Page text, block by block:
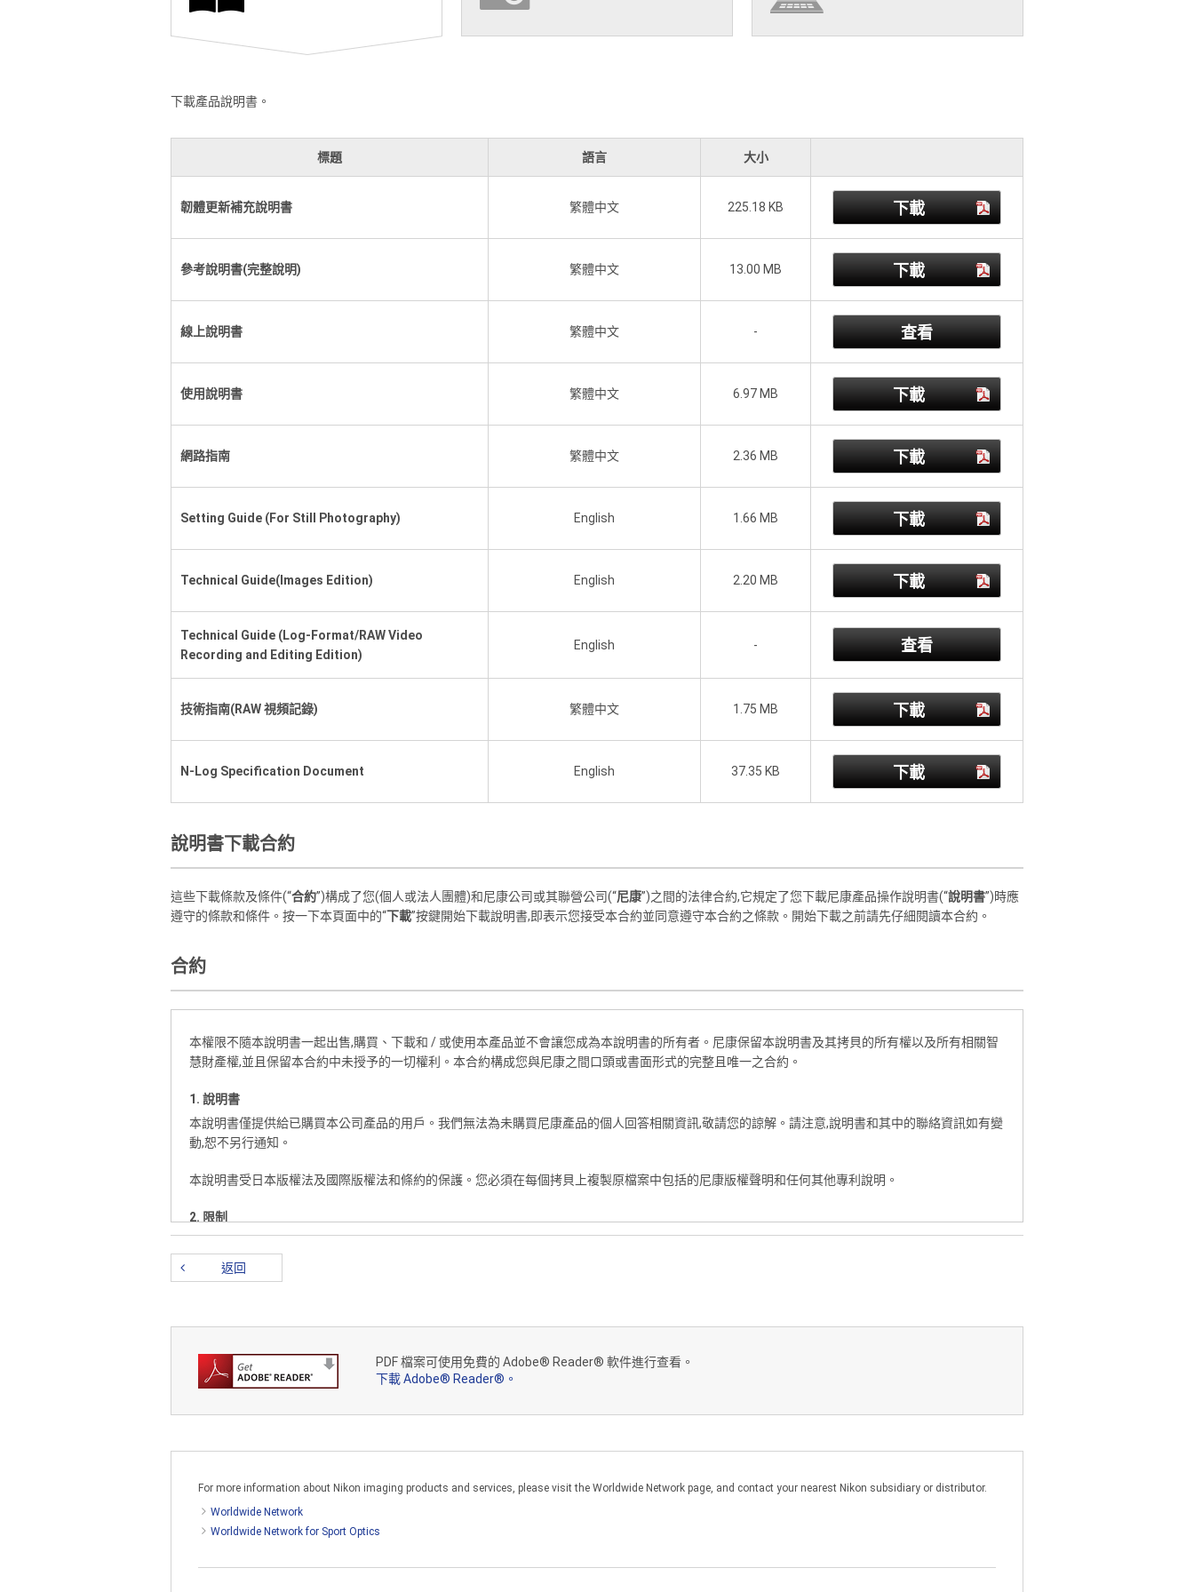
下載產品說明書。
標題 語言 大小
韌體更新補充說明書 繁體中文 225.18 KB 下載
參考說明書(完整說明) 繁體中文 13.00 MB 下載
線上說明書 繁體中文 - 查看
使用說明書 繁體中文 6.97 MB 下載
網路指南 繁體中文 2.36 MB 下載
Setting Guide (For Still Photography) English 1.66 MB 下載
Technical Guide(Images Edition) English 2.20 MB 下載
Technical Guide (Log-Format/RAW Video
Recording and Editing Edition)
English - 查看
技術指南(RAW 視頻記錄) 繁體中文 1.75 MB 下載
N-Log Specification Document English 37.35 KB 下載
說明書下載合約
這些下載條款及條件(“合約”)構成了您(個人或法人團體)和尼康公司或其聯營公司(“尼康”)之間的法律合約,它規定了您下載尼康產品操作說明書(“說明書”)時應
遵守的條款和條件。按一下本頁面中的“下載”按鍵開始下載說明書,即表示您接受本合約並同意遵守本合約之條款。開始下載之前請先仔細閱讀本合約。
合約
本權限不隨本說明書一起出售,購買、下載和 / 或使用本產品並不會讓您成為本說明書的所有者。尼康保留本說明書及其拷貝的所有權以及所有相關智
慧財產權,並且保留本合約中未授予的一切權利。本合約構成您與尼康之間口頭或書面形式的完整且唯一之合約。
1. 說明書
本說明書僅提供給已購買本公司產品的用戶。我們無法為未購買尼康產品的個人回答相關資訊,敬請您的諒解。請注意,說明書和其中的聯絡資訊如有變
動,恕不另行通知。
本說明書受日本版權法及國際版權法和條約的保護。您必須在每個拷貝上複製原檔案中包括的尼康版權聲明和任何其他專利說明。
2. 限制
除本說明書中所包含的任何著作權、商標或其他保護聲明。您不得轉讓或以其他方式處置、修改、改編、翻譯、出借、出租、抵押、轉售、散佈、網
路發佈或根據本說明書或其任何部分建立衍生性作品。
隱含的擔保,包括但不限於適銷性、任何特定用途的適用性或非侵權性的任何隱含擔保。在現行法律允許的最大範圍內,尼康及其員工、批發商、經銷商
和代理商對以下相關內容不作任何擔保:本說明書的效能,您可能從本說明書獲取的結果,本說明書符合您的要求,本說明書的操作不會中斷、不出錯或無
損失、業務中斷,還是由本說明書引起或導致的其他損害將不承擔法律責任,即使尼康及其員工、批發商、經銷商和代理商事先已知發生這些損害、損失
管轄權並放棄對開庭不方便等的任何異議。您還同意在由本合約引起的任何訴訟中透過常規郵件或簽收投遞的其他合理商業手段完成訴訟服務。若本
合約的部分條款出於某種原因被認定失效,其他條款將不受影響且保持充分效力。本合約闡明了您與尼康之間的完整合約與共識,並且廢棄和取代涉及本
返回
PDF 檔案可使用免費的 Adobe® Reader® 軟件進行查看。
下載 Adobe® Reader®。
For more information about Nikon imaging products and services, please visit the Worldwide Network page, and contact your nearest Nikon subsidiary or distributor.
Worldwide Network
Worldwide Network for Sport Optics